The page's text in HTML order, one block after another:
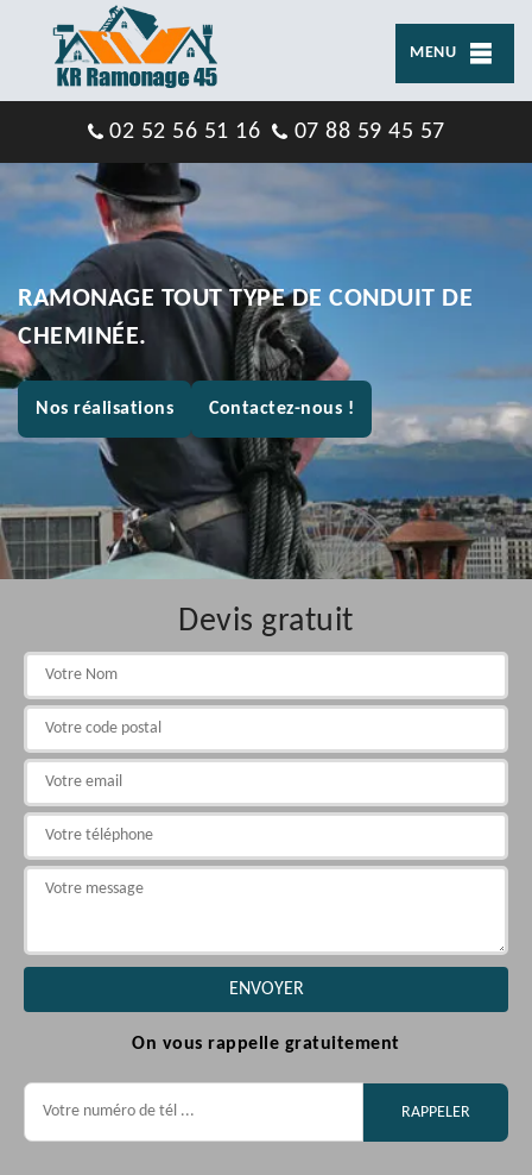
MENU
02 52 56 51 16 07 88 59 45 57
RAMONAGE TOUT TYPE DE CONDUIT DE
CHEMINÉE.
Nos réalisations Contactez-nous !
Devis gratuit
On vous rappelle gratuitement